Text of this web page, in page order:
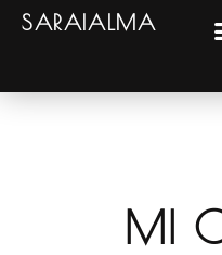
SARAIALMA
MI